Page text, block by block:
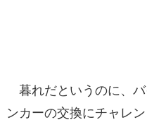
暮れだというのに、バ
ンカーの交換にチャレン